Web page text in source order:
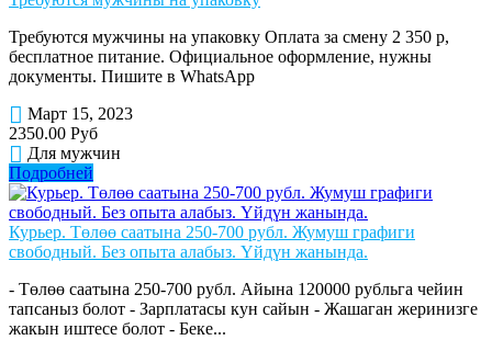
Требуются мужчины на упаковку Оплата за смену 2 350 р,
бесплатное питание. Официальное оформление, нужны
документы. Пишите в WhatsApp
Март 15, 2023
2350.00 Руб
Для мужчин
Подробней
Курьер. Төлөө саатына 250-700 рубл. Жумуш графиги
свободный. Без опыта алабыз. Үйдүн жанында.
- Төлөө саатына 250-700 рубл. Айына 120000 рубльга чейин
тапсаныз болот - Зарплатасы кун сайын - Жашаган жеринизге
жакын иштесе болот - Беке...